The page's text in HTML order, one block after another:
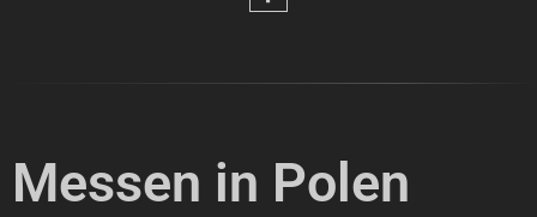
Messen in Polen